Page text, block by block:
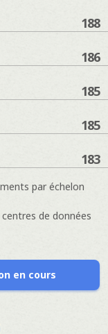
188
186
185
185
183
par échelon
de données
en cours